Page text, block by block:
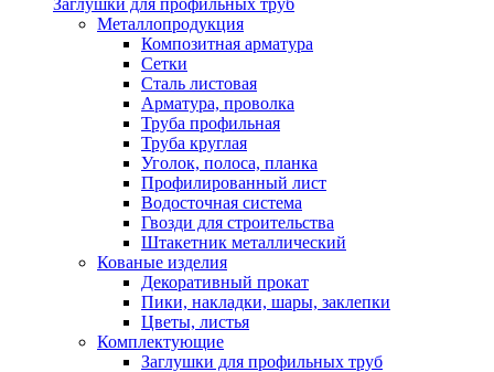
Металлопродукция
Композитная арматура
Сетки
Сталь листовая
Арматура, проволка
Труба профильная
Труба круглая
Уголок, полоса, планка
Профилированный лист
Водосточная система
Гвозди для строительства
Штакетник металлический
Кованые изделия
Декоративный прокат
Пики, накладки, шары, заклепки
Цветы, листья
Комплектующие
Заглушки для профильных труб